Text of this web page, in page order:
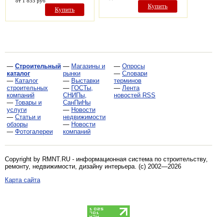
Купить Купить
— Строительный
каталог
— Каталог
строительных
компаний
— Товары и
услуги
— Статьи и
обзоры
— Фотогалереи
— Магазины и
рынки
— Выставки
— ГОСТы,
СНИПы,
СанПиНы
— Новости
недвижимости
— Новости
компаний
— Опросы
— Словари
терминов
— Лента
новостей RSS
Copyright by RMNT.RU - информационная система по строительству,
ремонту, недвижимости, дизайну интерьера. (c) 2002—2026
Карта сайта